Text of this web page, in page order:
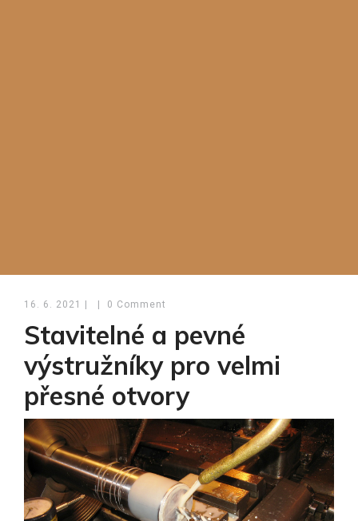
16. 6. 2021 0 Comment
Stavitelné a pevné
výstružníky pro velmi
přesné otvory